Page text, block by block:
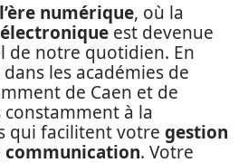
numérique, où la
est devenue
de notre quotidien. En
les académies de
de Caen et de
constamment à la
qui facilitent votre gestion
communication. Votre